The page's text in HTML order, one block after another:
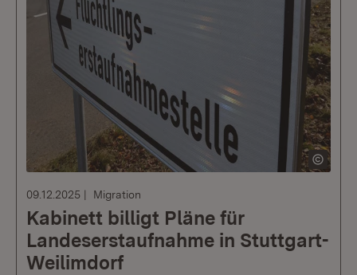
09.12.2025 Migration
Kabinett billigt Pläne für
Landeserstaufnahme in Stuttgart-
Weilimdorf